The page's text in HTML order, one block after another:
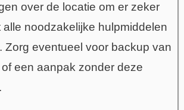
over de locatie om er zeker
alle noodzakelijke hulpmiddelen
Zorg eventueel voor backup van
een aanpak zonder deze